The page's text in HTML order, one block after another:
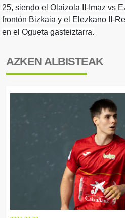
25, siendo el Olaizola II-Imaz vs
frontón Bizkaia y el Elezkano II-
en el Ogueta gasteiztarra.
AZKEN ALBISTEAK